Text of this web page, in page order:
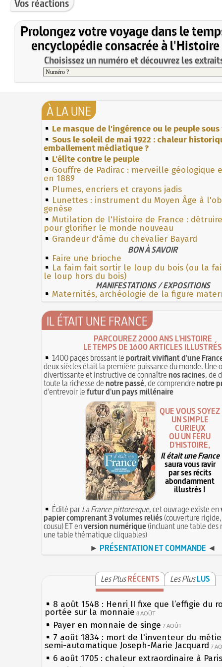
Vos réactions
Prolongez votre voyage dans le
encyclopédie consacrée à l'Histoire
Choisissez un numéro et découvrez les
À LA UNE
Le masque de l'ingérence ou le peuple
Sous le soleil de mai 1922 : chaleur
emballement médiatique ?
L'élite contre le peuple
Gouffre de Padirac : merveille géologique
en 1889
Plumes, encriers et crayons jadis
Lunettes : instrument du Moyen Âge à
genèse
Mutilation de l'Histoire de France :
pour glorifier le monde nouveau
Grandeur d'âme du chevalier Bayard
BON À SAVOIR
Faire une brioche
La faim fait sortir le loup du bois (ou la
le loup hors du bois)
MANIFESTATIONS / EXPOSITIONS
Maternités, archéologie de la figure
IL ÉTAIT UNE FRANCE
PARCOUREZ 2000 ANS L'HISTOIRE
LE TEMPS DE 1600 ARTICLES ILLUSTRÉS
1400 pages brossant leportrait vivifiant d'une
deux siècles était la première puissance du monde. Une
divertissante et instructive de connaîtrenos racines, de
toute la richesse denotre passé, de comprendrenotre
d'entrevoir lefutur d'un pays millénaire
QUE VOUS SOYEZ
UN SIMPLE
CURIEUX
OU UN FÉRU
D'HISTOIRE,
Il était une France
saura vous ravir
par ses récits
abondamment
illustrés !
Édité parLa France pittoresque, cet ouvrage existe en
papier comprenant 3 volumes reliés(couverture
cousu) ET enversion numérique(incluant une table des
une table thématique cliquables)
► PRÉSENTATION ET COMMANDE ◄
Les PlusRÉCENTS Les PlusLUS
8 août 1548 : Henri II fixe que l’effigie du
portée sur la monnaie 8 AOÛT
Payer en monnaie de singe 7 AOÛT
7 août 1834 : mort de l'inventeur du
semi-automatique Joseph-Marie Jacquard 7
6 août 1705 : chaleur extraordinaire à Paris